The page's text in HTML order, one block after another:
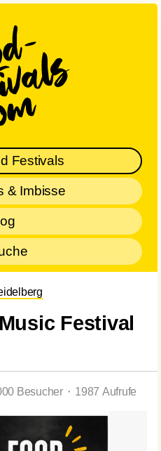
Festivals
& Imbisse
Festival
Besucher ⬝ 1987 Aufrufe